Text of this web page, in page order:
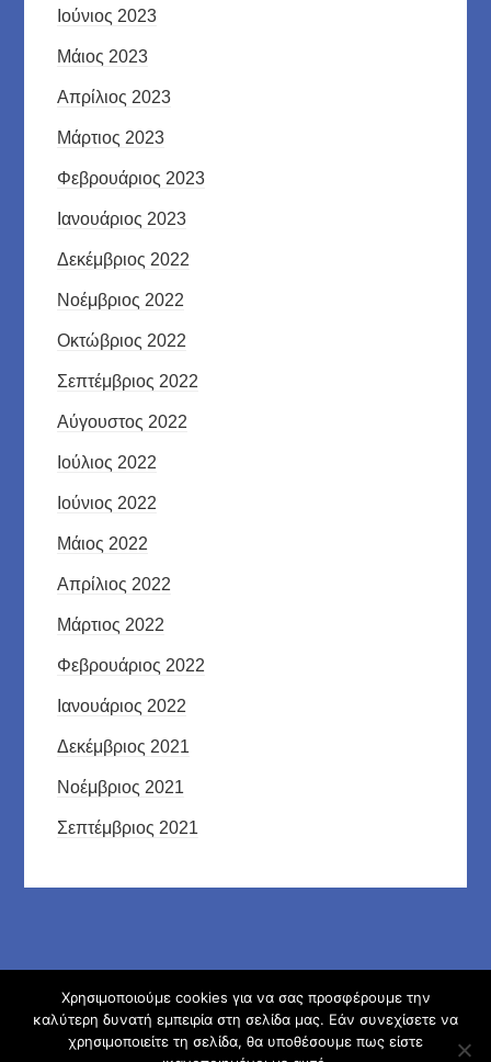
Ιούνιος 2023
Μάιος 2023
Απρίλιος 2023
Μάρτιος 2023
Φεβρουάριος 2023
Ιανουάριος 2023
Δεκέμβριος 2022
Νοέμβριος 2022
Οκτώβριος 2022
Σεπτέμβριος 2022
Αύγουστος 2022
Ιούλιος 2022
Ιούνιος 2022
Μάιος 2022
Απρίλιος 2022
Μάρτιος 2022
Φεβρουάριος 2022
Ιανουάριος 2022
Δεκέμβριος 2021
Νοέμβριος 2021
Σεπτέμβριος 2021
© Ημερήσιο Γενικό Λύκειο Αντιμάχειας Κω 2026
Φιλοξενείται στο https://blogs.sch.gr |Θέμα εμφάνισης:
Χρησιμοποιούμε cookies για να σας προσφέρουμε την
καλύτερη δυνατή εμπειρία στη σελίδα μας. Εάν συνεχίσετε να
χρησιμοποιείτε τη σελίδα, θα υποθέσουμε πως είστε